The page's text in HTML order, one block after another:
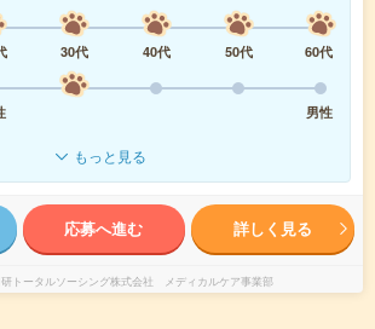
30代 40代 50代
60代
男性
もっと見る
応募へ進む 詳しく見る
研トータルソーシング株式会社 メディカルケア事業部